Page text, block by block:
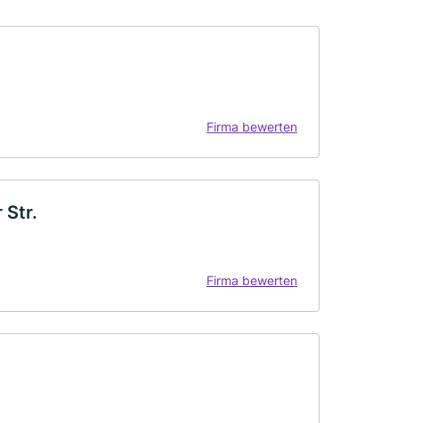
Firma bewerten
Str.
Firma bewerten